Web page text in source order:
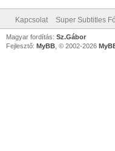
Kapcsolat Super Subtitles
Magyar fordítás: Sz.Gábor
Fejlesztő: MyBB , © 2002-2026